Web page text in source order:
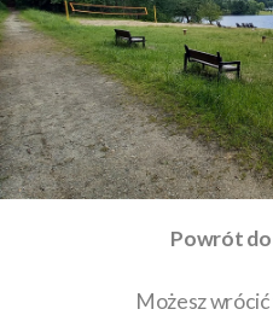
Powrót
Możesz